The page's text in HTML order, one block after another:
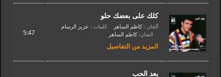
كلك على بعضك حلو
ألحان :كاظم الساهر كلمات : عزيز الرسام
الفنان:كاظم الساهر
المزيد من التفاصيل
5:47
بعد الحب